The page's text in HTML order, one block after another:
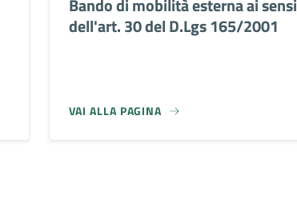
dell'art. 30 del D.Lgs 165/2001
VAI ALLA PAGINA